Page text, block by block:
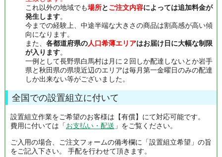
これ以外の地域でも場所とご注文内容によっては追加料金が
発生します。
今までの経験上、中途半端な大きさの商品は割高感が高い傾
向になります。
また、 各都道府県の人口希薄エリアはお届け日に大幅な制限
が入ります。
一例として長野県白馬村は月に２回しか配達しないとか岩手
県と秋田県の県境近辺のエリアは毎月第一金曜日のみの配達
しか出来ない等がございました。
全国での設置組立に付いて
設置組立作業をご希望のお客様は【有償】にて対応可能です。
費用に付いては「お支払い・配送 」をご覧ください。
ご入用の場合、ご注文フォームの備考欄に「設置組立希望」の旨
をご記入下さい。 手配を行わせて頂きます。